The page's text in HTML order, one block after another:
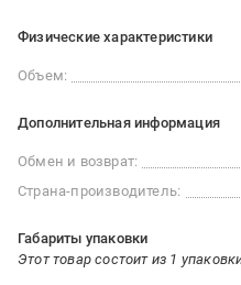
Физические характеристики
Объем:
Дополнительная информация
Обмен и возврат:
Страна-производитель:
Габариты упаковки
Этот товар состоит из 1